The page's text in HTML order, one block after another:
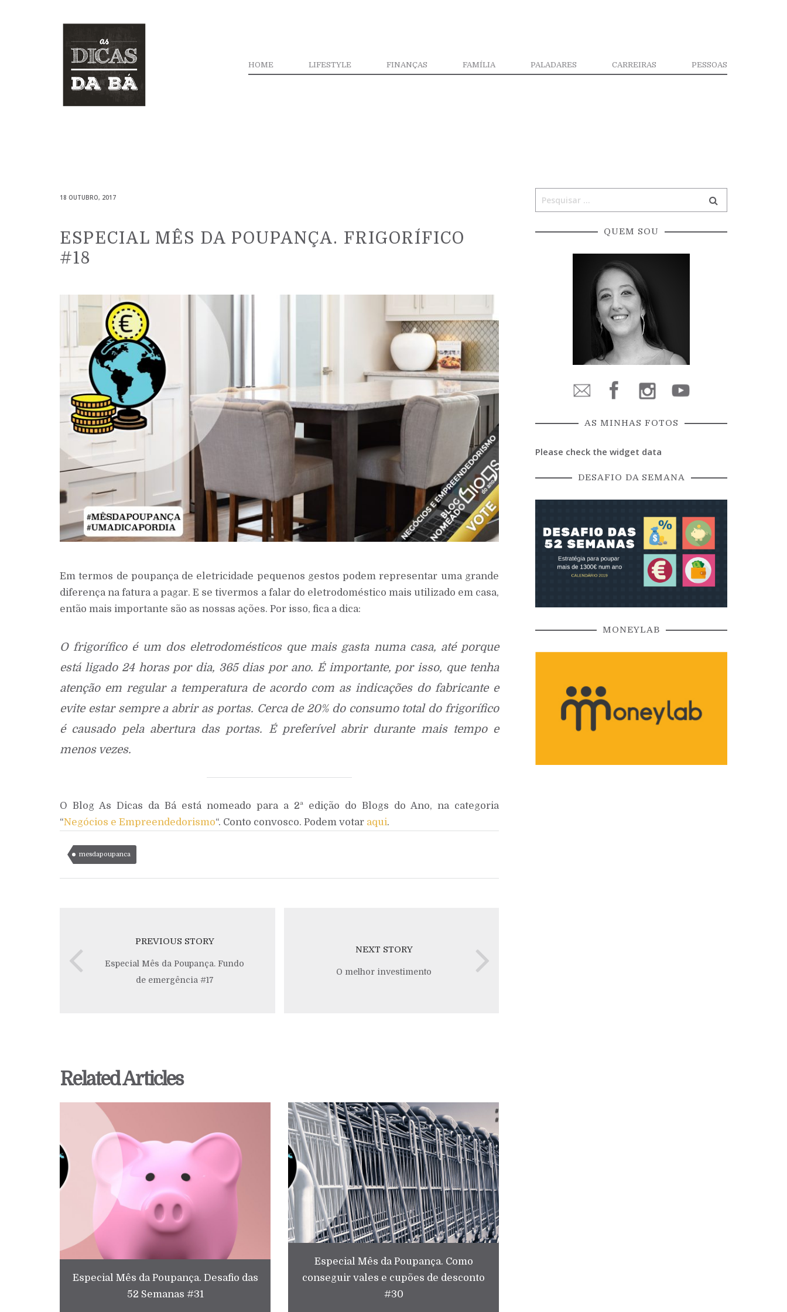
HOME LIFESTYLE FINANÇAS FAMÍLIA PALADARES CARREIRAS PESSOAS
18 OUTUBRO, 2017
ESPECIAL MÊS DA POUPANÇA. FRIGORÍFICO
#18
Em termos de poupança de eletricidade pequenos gestos podem representar uma grande
diferença na fatura a pagar. E se tivermos a falar do eletrodoméstico mais utilizado em casa,
então mais importante são as nossas ações. Por isso, fica a dica:
O frigorífico é um dos eletrodomésticos que mais gasta numa casa, até porque
está ligado 24 horas por dia, 365 dias por ano. É importante, por isso, que tenha
atenção em regular a temperatura de acordo com as indicações do fabricante e
evite estar sempre a abrir as portas. Cerca de 20% do consumo total do frigorífico
é causado pela abertura das portas. É preferível abrir durante mais tempo e
menos vezes.
O Blog As Dicas da Bá está nomeado para a 2ª edição do Blogs do Ano, na categoria
“Negócios e Empreendedorismo“. Conto convosco. Podem votar aqui.
mesdapoupanca
PREVIOUS STORY
Especial Mês da Poupança. Fundo
de emergência #17
NEXT STORY
O melhor investimento
Related Articles
Especial Mês da Poupança. Desafio das
52 Semanas #31
Especial Mês da Poupança. Como
conseguir vales e cupões de desconto
#30
QUEM SOU
AS MINHAS FOTOS
Please check the widget data
DESAFIO DA SEMANA
MONEYLAB